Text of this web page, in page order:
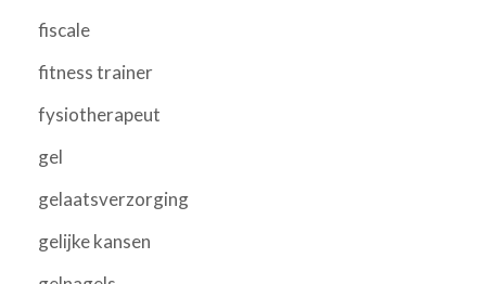
fiscale
fitness trainer
fysiotherapeut
gel
gelaatsverzorging
gelijke kansen